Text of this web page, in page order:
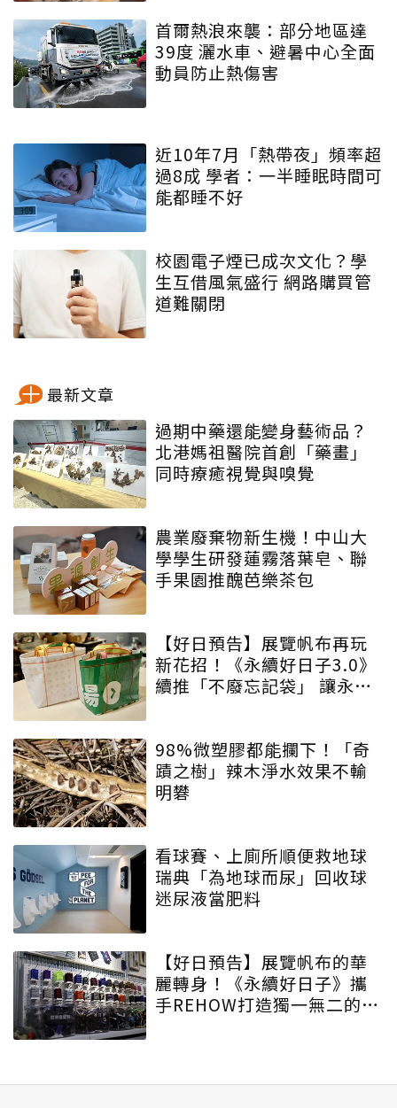
首爾熱浪來襲：部分地區達
39度 灑水車、避暑中心全面
動員防止熱傷害
近10年7月「熱帶夜」頻率超
過8成 學者：一半睡眠時間可
能都睡不好
校園電子煙已成次文化？學
生互借風氣盛行 網路購買管
道難關閉
最新文章
過期中藥還能變身藝術品？
北港媽祖醫院首創「藥畫」
同時療癒視覺與嗅覺
農業廢棄物新生機！中山大
學學生研發蓮霧落葉皂、聯
手果園推醜芭樂茶包
【好日預告】展覽帆布再玩
新花招！《永續好日子3.0》
續推「不廢忘記袋」 讓永續
98%微塑膠都能攔下！「奇
蹟之樹」辣木淨水效果不輸
明礬
看球賽、上廁所順便救地球
瑞典「為地球而尿」回收球
迷尿液當肥料
【好日預告】展覽帆布的華
麗轉身！《永續好日子》攜
手REHOW打造獨一無二的